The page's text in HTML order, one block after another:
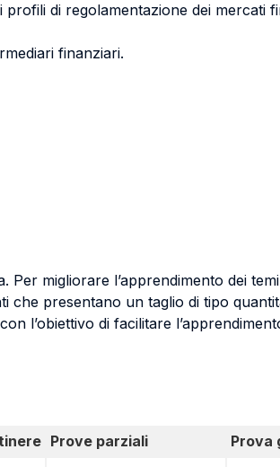
di regolamentazione dei mercati
finanziari.
migliorare l’apprendimento dei
che presentano un taglio di tipo
l’obiettivo di facilitare
Prove parziali
Prova